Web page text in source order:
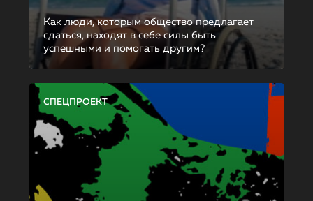
Как люди, которым общество предлагает
сдаться, находят в себе силы быть
успешными и помогать другим?
СПЕЦПРОЕКТ